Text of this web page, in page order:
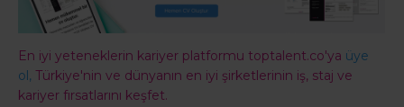
En iyi yeteneklerin kariyer platformu toptalent.co'ya üye
ol, Türkiye'nin ve dünyanın en iyi şirketlerinin iş, staj ve
kariyer fırsatlarını keşfet.